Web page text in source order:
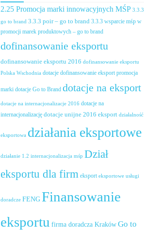
2.25 Promocja marki innowacyjnych MŚP 3.3.3
go to brand 3.3.3 poir – go to brand 3.3.3 wsparcie mśp w
promocji marek produktowych – go to brand
dofinansowanie eksportu
dofinansowanie eksportu 2016 dofinansowanie eksportu
Polska Wschodnia dotacje dofinansowanie eksport promocja
marki dotacje Go to Brand dotacje na eksport
dotacje na internacjonalizacje 2016 dotacje na
internacjonalizację dotacje unijne 2016 eksport działalność
eksportowa działania eksportowe
działanie 1.2 internacjonalizacja mśp Dział
eksportu dla firm eksport eksportowe usługi
doradcze FENG Finansowanie
eksportu firma doradcza KrakówGo to